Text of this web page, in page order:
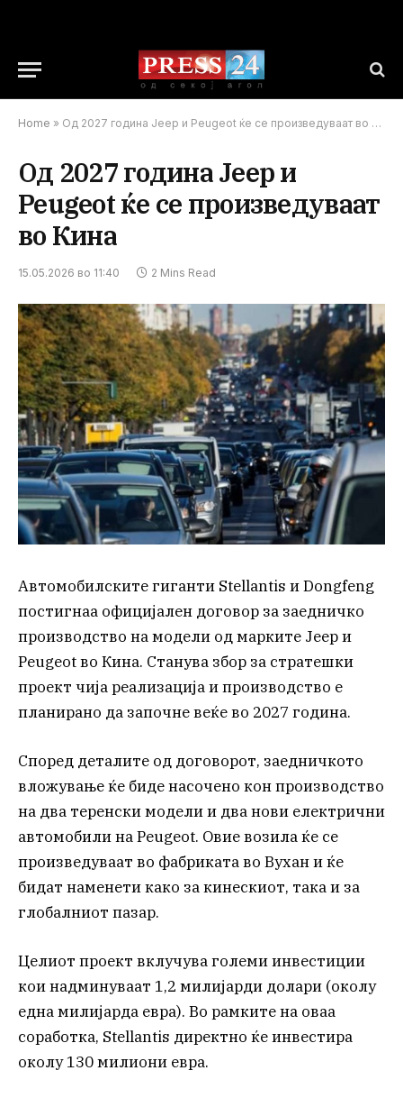
Home » Од 2027 година Jeep и Peugeot ќе се произведуваат во Кина
Од 2027 година Jeep и
Peugeot ќе се произведуваат
во Кина
15.05.2026 во 11:40 2 Mins Read
Автомобилските гиганти Stellantis и Dongfeng
постигнаа официјален договор за заедничко
производство на модели од марките Jeep и
Peugeot во Кина. Станува збор за стратешки
проект чија реализација и производство е
планирано да започне веќе во 2027 година.
Според деталите од договорот, заедничкото
вложување ќе биде насочено кон производство
на два теренски модели и два нови електрични
автомобили на Peugeot. Овие возила ќе се
произведуваат во фабриката во Вухан и ќе
бидат наменети како за кинескиот, така и за
глобалниот пазар.
Целиот проект вклучува големи инвестиции
кои надминуваат 1,2 милијарди долари (околу
една милијарда евра). Во рамките на оваа
соработка, Stellantis директно ќе инвестира
околу 130 милиони евра.